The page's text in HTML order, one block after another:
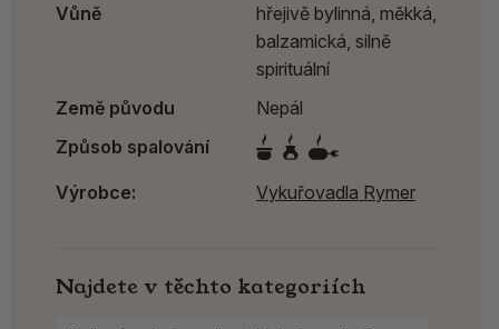
Vůně
hřejivě bylinná, měkká,
balzamická, silně
spirituální
Země původu
Nepál
Způsob spalování
Výrobce: Vykuřovadla Rymer
Najdete v těchto kategoriích